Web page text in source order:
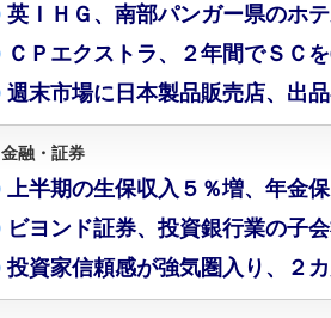
英ＩＨＧ、南部パンガー県のホ
ＣＰエクストラ、２年間でＳＣ
週末市場に日本製品販売店、出
金融・証券
上半期の生保収入５％増、年金
ビヨンド証券、投資銀行業の子
投資家信頼感が強気圏入り、２